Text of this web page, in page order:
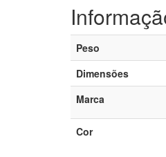
Peso
Dimensões
Marca
Cor